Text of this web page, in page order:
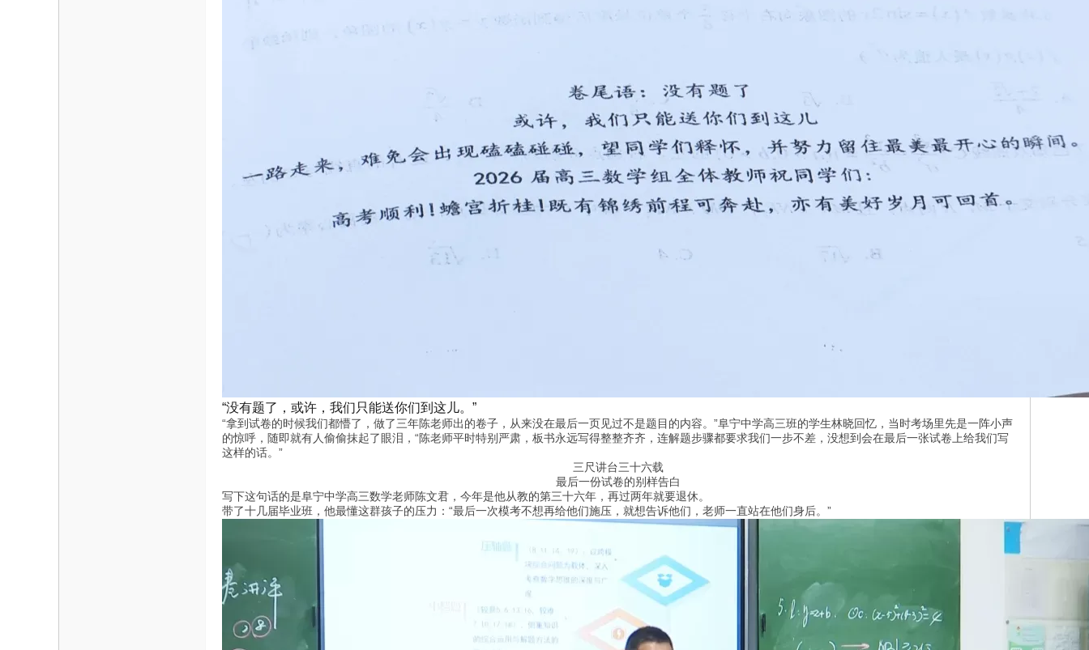
“没有题了，或许，我们只能送你们到这儿。”
“拿到试卷的时候我们都懵了，做了三年陈老师出的卷子，从来没在最后一页见过不是题目的内容。”阜宁中学高三班的学生林晓回忆，当时考场里先是一阵小声
的惊呼，随即就有人偷偷抹起了眼泪，“陈老师平时特别严肃，板书永远写得整整齐齐，连解题步骤都要求我们一步不差，没想到会在最后一张试卷上给我们写
这样的话。”
三尺讲台三十六载
最后一份试卷的别样告白
写下这句话的是阜宁中学高三数学老师陈文君，今年是他从教的第三十六年，再过两年就要退休。
带了十几届毕业班，他最懂这群孩子的压力：“最后一次模考不想再给他们施压，就想告诉他们，老师一直站在他们身后。”